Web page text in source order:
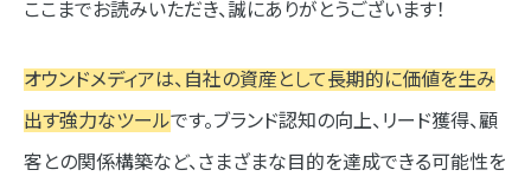
ここまでお読みいただき、誠にありがとうございます！
オウンドメディアは、自社の資産として長期的に価値を生み
出す強力なツールです。ブランド認知の向上、リード獲得、顧
客との関係構築など、さまざまな目的を達成できる可能性を